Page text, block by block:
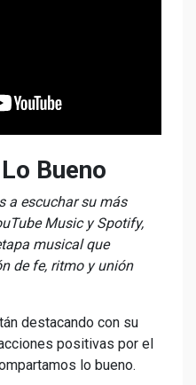
Bueno
a escuchar su más
Music y Spotify,
musical que
de fe, ritmo y unión
destacando con su
positivas por el
lo bueno.